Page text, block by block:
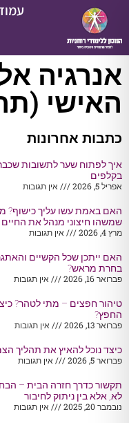
אנרגיה
האישי
כתבות אחרונות
איך לפתוח שער לתשובות שכבר
בקלפים
אפריל 5, 2026
אין תגובות
האם באמת עשו עליך כישוף?
שמשהו חיצוני מנהל את
מרץ 4, 2026
אין תגובות
האם ייתכן שכל הקשיים
בחרת מראש?
פברואר 16, 2026
אין תגובות
טיהור חפצים – מתי לטהר?
החפץ?
פברואר 13, 2026
אין תגובות
כיצד נוכל להאיץ את תהליך
פברואר 5, 2026
אין תגובות
תקשור כדרך חזרה הבית –
לא, אלא בין ניתוק לחיבור
נובמבר 20, 2025
אין תגובות